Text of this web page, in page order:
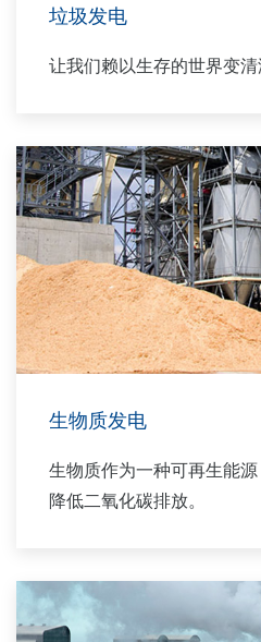
垃圾发电
让我们赖以生存的世界变
生物质发电
生物质作为一种可再生能
降低二氧化碳排放。